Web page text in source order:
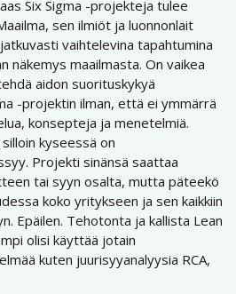
Six Sigma -projekteja tulee
sen ilmiöt ja luonnonlait
vaihtelevina tapahtumina
näkemys maailmasta. On vaikea
aidon suorituskykyä
-projektin ilman, että ei ymmärrä
konsepteja ja menetelmiä.
kyseessä on
Projekti sinänsä saattaa
tai syyn osalta, mutta päteekö
koko yritykseen ja sen kaikkiin
Epäilen. Tehotonta ja kallista Lean
olisi käyttää jotain
kuten juurisyyanalyysia RCA,